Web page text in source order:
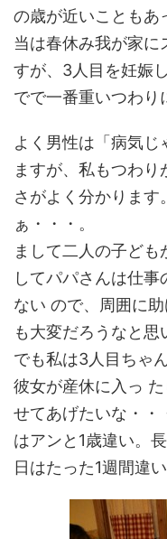
の歳が近いこともあ
当は春休み我が家に
すが、3人目を妊娠
でで一番重いつわり
よく男性は「病気
ますが、私もつわ
さがよく分かりま
ぁ・・・。
まして二人の子ど
してパパさんは仕
ない ので、周囲に
も大変だろうなと思
でも私は3人目ちゃ
彼女が産休に入っ
せてあげたいな・・
はアンと1歳違い。
日はたった1週間違い